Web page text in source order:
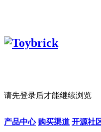
请先登录后才能继续浏览
产品中心 购买渠道 开源社